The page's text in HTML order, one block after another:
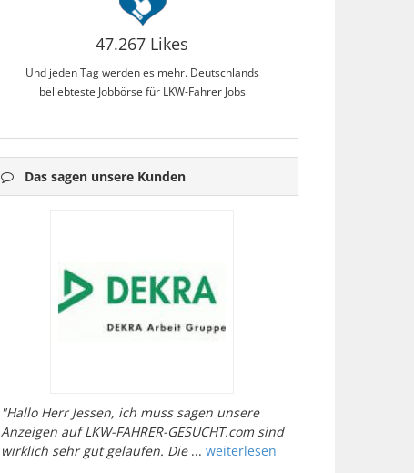
47.267 Likes
Und jeden Tag werden es mehr. Deutschlands
beliebteste Jobbörse für LKW-Fahrer Jobs
Das sagen unsere Kunden
"Hallo Herr Jessen, ich muss sagen unsere
Anzeigen auf LKW-FAHRER-GESUCHT.com sind
wirklich sehr gut gelaufen. Die... weiterlesen